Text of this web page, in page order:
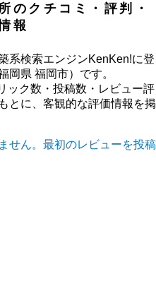
のクチコミ・評判・
報
系検索エンジンKenKen!に登
岡県 福岡市）です。
ック数・投稿数・レビュー評
とに、客観的な評価情報を掲
せん。最初のレビューを投稿